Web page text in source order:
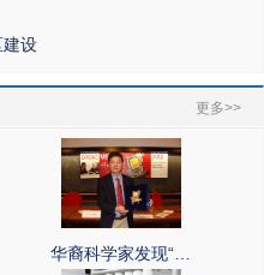
建设
更多>>
华裔科学家发现“…